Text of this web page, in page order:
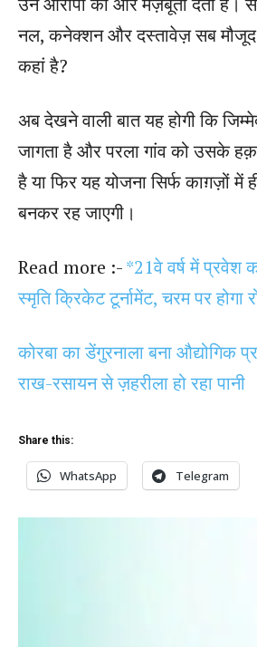
नल, कनेक्शन और दस्तावेज़ सब मौजूद
कहां है?
अब देखने वाली बात यह होगी कि
जागता है और परला गांव को उसके हक़
है या फिर यह योजना सिर्फ काग़ज़ों में
बनकर रह जाएगी।
Read more :-*21वे वर्ष में प्रवेश
स्मृति क्रिकेट टूर्नामेंट, चरम पर होगा
कोरबा का डेंगुरनाला बना औद्योगिक
राख-रसायन से ज़हरीला हो रहा पानी
Share this:
WhatsApp Telegram